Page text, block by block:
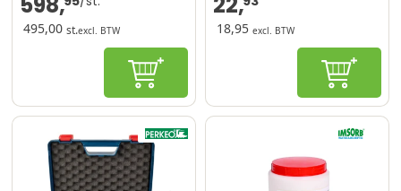
495,00 st.excl. BTW
In winkelwagen
18,95 excl. BTW
In